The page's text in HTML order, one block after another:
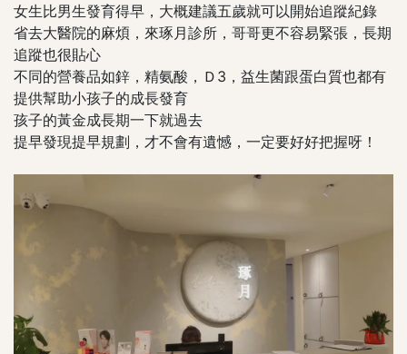
女生比男生發育得早，大概建議五歲就可以開始追蹤紀錄
省去大醫院的麻煩，來琢月診所，哥哥更不容易緊張，長期
追蹤也很貼心
不同的營養品如鋅，精氨酸，Ｄ3，益生菌跟蛋白質也都有
提供幫助小孩子的成長發育
孩子的黃金成長期一下就過去
提早發現提早規劃，才不會有遺憾，一定要好好把握呀！